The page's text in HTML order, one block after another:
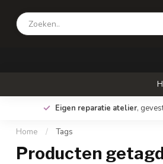
Eigen reparatie atelier,
Home / Tags
Producten